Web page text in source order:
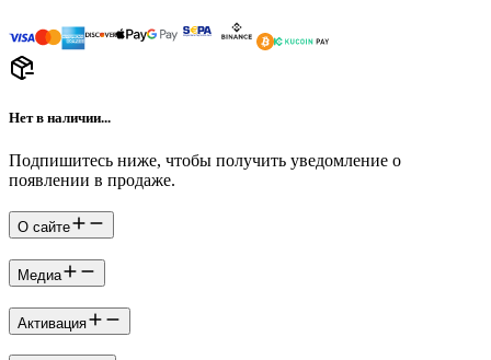
Нет в наличии...
Подпишитесь ниже, чтобы получить уведомление о
появлении в продаже.
О сайте
Медиа
Активация